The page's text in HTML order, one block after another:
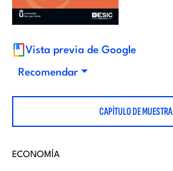
d
t
o
r
Vista previa de Google
Recomendar
CAPÍTULO DE MUESTRA
ECONOMÍA